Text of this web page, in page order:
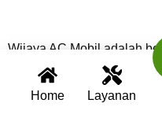
Home Layanan
Wijaya AC Mobil adalah
telah berpengalaman
memberikan layanan